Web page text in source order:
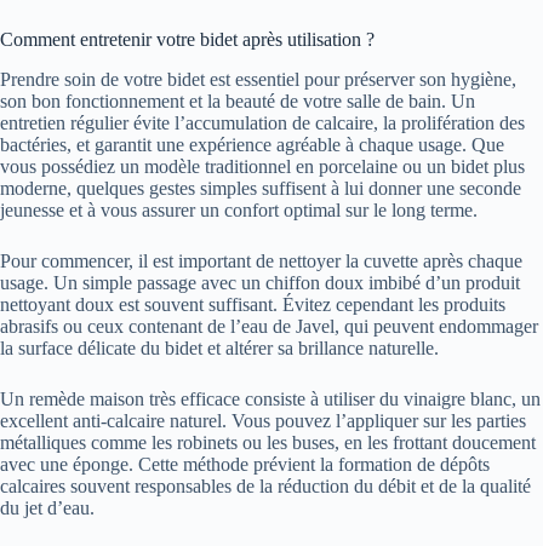
Comment entretenir votre bidet après utilisation ?
Prendre soin de votre bidet est essentiel pour préserver son hygiène,
son bon fonctionnement et la beauté de votre salle de bain. Un
entretien régulier évite l’accumulation de calcaire, la prolifération des
bactéries, et garantit une expérience agréable à chaque usage. Que
vous possédiez un modèle traditionnel en porcelaine ou un bidet plus
moderne, quelques gestes simples suffisent à lui donner une seconde
jeunesse et à vous assurer un confort optimal sur le long terme.
Pour commencer, il est important de nettoyer la cuvette après chaque
usage. Un simple passage avec un chiffon doux imbibé d’un produit
nettoyant doux est souvent suffisant. Évitez cependant les produits
abrasifs ou ceux contenant de l’eau de Javel, qui peuvent endommager
la surface délicate du bidet et altérer sa brillance naturelle.
Un remède maison très efficace consiste à utiliser du vinaigre blanc, un
excellent anti-calcaire naturel. Vous pouvez l’appliquer sur les parties
métalliques comme les robinets ou les buses, en les frottant doucement
avec une éponge. Cette méthode prévient la formation de dépôts
calcaires souvent responsables de la réduction du débit et de la qualité
du jet d’eau.